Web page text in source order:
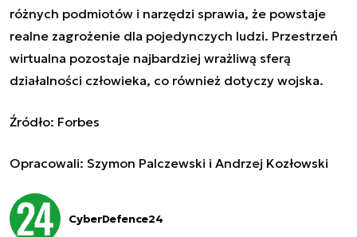
różnych podmiotów i narzędzi sprawia, że powstaje
realne zagrożenie dla pojedynczych ludzi. Przestrzeń
wirtualna pozostaje najbardziej wrażliwą sferą
działalności człowieka, co również dotyczy wojska.
Źródło: Forbes
Opracowali: Szymon Palczewski i Andrzej Kozłowski
CyberDefence24